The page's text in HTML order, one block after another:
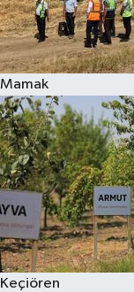
Mamak
Keçiören